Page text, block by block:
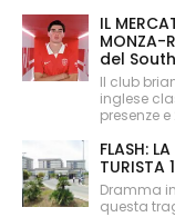
IL
MONZA-
del
Il club
inglese
presenze
FLASH:
TURISTA
Dramma
questa